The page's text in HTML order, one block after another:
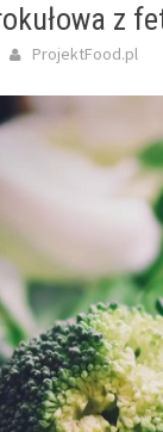
z
ProjektFood.pl